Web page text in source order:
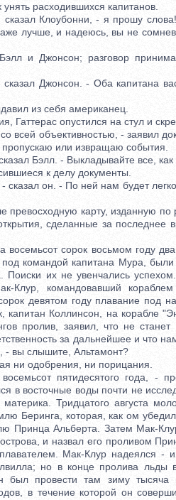
расходившихся капитанов.
Клоубонни, - я прошу
лучше, и надеюсь, вы не
и Джонсон; разговор
Джонсон. - Оба капитана
из себя американец.
Гаттерас опустился на стул и
всей объективностью, - заявил
пропускаю или извращаю события.
Бэлл. - Выкладывайте все, как
к делу документы.
он. - По ней нам будет
карту, изданную по
сделанные за
сорок восьмом году
командой капитана Мура,
Поиски их не увенчались
Клур, командовавший
девятом году плавание под
капитан Коллинсон, на корабле
пролив, заявил, что не
за дальнейшее и что
- вы слышите, Альтамонт?
ни одобрения, ни порицания.
пятидесятого года, -
в восточные воды почти не
Тридцатого августа
Беринга, которая, как ом
Принца Альберта. Затем Мак-
и назвал его проливом
Мак-Клур надеялся -
но в конце пролива льды
был провести там зиму тысяча
в течение которой он